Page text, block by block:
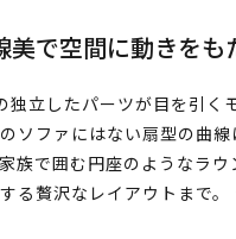
美で空間に動きを
独立したパーツが目を引く
ソファにはない扇型の曲
族で囲む円座のようなラ
る贅沢なレイアウトまで